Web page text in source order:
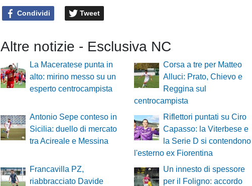
Condividi Tweet
Altre notizie - Esclusiva NC
La Maceratese punta in
alto: mirino messo su un
esperto centrocampista
Corsa a tre per Matteo
Alluci: Prato, Chievo e
Reggina sul
centrocampista
Antonio Sepe conteso in
Sicilia: duello di mercato
tra Acireale e Messina
Riflettori puntati su Ciro
Capasso: la Viterbese e
la Serie D si contendono
l'esterno ex Fiorentina
Francavilla PZ,
riabbracciato Davide
Un innesto di spessore
per il Foligno: accordo